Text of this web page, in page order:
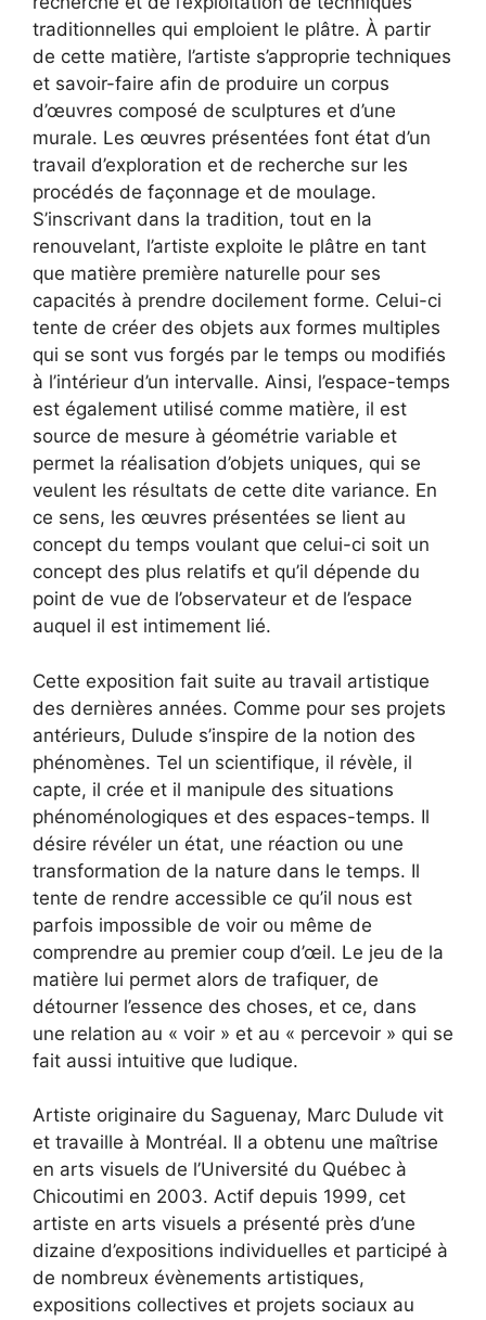
traditionnelles qui emploient le plâtre. À partir
de cette matière, l’artiste s’approprie techniques
et savoir-faire afin de produire un corpus
d’œuvres composé de sculptures et d’une
murale. Les œuvres présentées font état d’un
travail d’exploration et de recherche sur les
procédés de façonnage et de moulage.
S’inscrivant dans la tradition, tout en la
renouvelant, l’artiste exploite le plâtre en tant
que matière première naturelle pour ses
capacités à prendre docilement forme. Celui-ci
tente de créer des objets aux formes multiples
qui se sont vus forgés par le temps ou modifiés
à l’intérieur d’un intervalle. Ainsi, l’espace-temps
est également utilisé comme matière, il est
source de mesure à géométrie variable et
permet la réalisation d’objets uniques, qui se
veulent les résultats de cette dite variance. En
ce sens, les œuvres présentées se lient au
concept du temps voulant que celui-ci soit un
concept des plus relatifs et qu’il dépende du
point de vue de l’observateur et de l’espace
auquel il est intimement lié.
Cette exposition fait suite au travail artistique
des dernières années. Comme pour ses projets
antérieurs, Dulude s’inspire de la notion des
phénomènes. Tel un scientifique, il révèle, il
capte, il crée et il manipule des situations
phénoménologiques et des espaces-temps. Il
désire révéler un état, une réaction ou une
transformation de la nature dans le temps. Il
tente de rendre accessible ce qu’il nous est
parfois impossible de voir ou même de
comprendre au premier coup d’œil. Le jeu de la
matière lui permet alors de trafiquer, de
détourner l’essence des choses, et ce, dans
une relation au « voir » et au « percevoir » qui se
fait aussi intuitive que ludique.
Artiste originaire du Saguenay, Marc Dulude vit
et travaille à Montréal. Il a obtenu une maîtrise
en arts visuels de l’Université du Québec à
Chicoutimi en 2003. Actif depuis 1999, cet
artiste en arts visuels a présenté près d’une
dizaine d’expositions individuelles et participé à
de nombreux évènements artistiques,
expositions collectives et projets sociaux au